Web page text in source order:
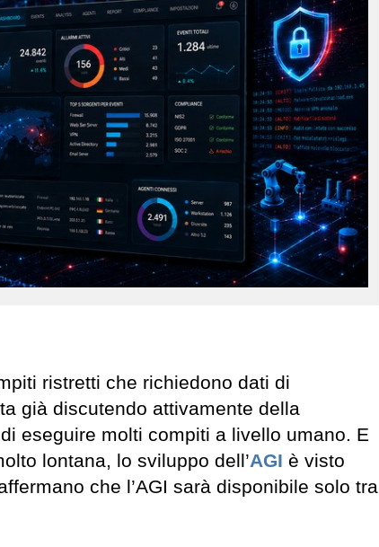
ristretti che richiedono dati di
già discutendo attivamente della
eseguire molti compiti a livello umano. E
lontana, lo sviluppo dell’AGI è visto
che l’AGI sarà disponibile solo tra